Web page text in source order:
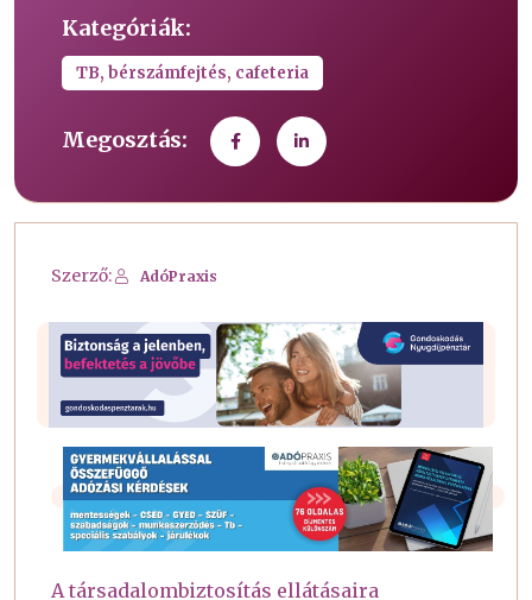
Kategóriák:
TB, bérszámfejtés, cafeteria
Megosztás:
Szerző: AdóPraxis
A társadalombiztosítás ellátásaira